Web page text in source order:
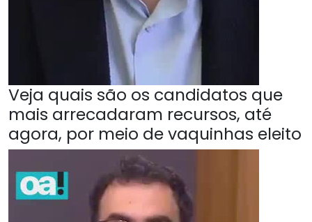
Veja quais são os candidatos que
mais arrecadaram recursos, até
agora, por meio de vaquinhas eleito